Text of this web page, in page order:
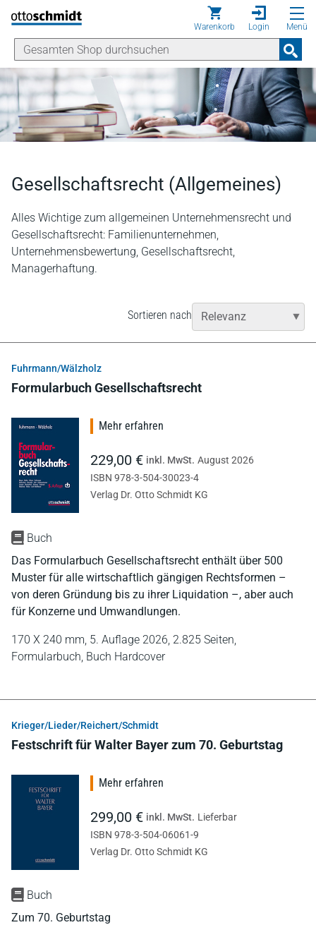
Direkt zum Inhalt
Warenkorb Login Menü
Gesellschaftsrecht (Allgemeines)
Alles Wichtige zum allgemeinen Unternehmensrecht und
Gesellschaftsrecht: Familienunternehmen,
Unternehmensbewertung, Gesellschaftsrecht,
Managerhaftung.
Sortieren nach
Fuhrmann/Wälzholz
Formularbuch Gesellschaftsrecht
Buch
Das Formularbuch Gesellschaftsrecht enthält über 500
Muster für alle wirtschaftlich gängigen Rechtsformen –
von deren Gründung bis zu ihrer Liquidation –, aber auch
für Konzerne und Umwandlungen.
170 X 240 mm, 5. Auflage 2026, 2.825 Seiten,
Formularbuch, Buch Hardcover
Mehr erfahren
229,00 € inkl. MwSt. August 2026
ISBN 978-3-504-30023-4
Verlag Dr. Otto Schmidt KG
Krieger/Lieder/Reichert/Schmidt
Festschrift für Walter Bayer zum 70. Geburtstag
Buch
Zum 70. Geburtstag
Mehr erfahren
299,00 € inkl. MwSt. Lieferbar
ISBN 978-3-504-06061-9
Verlag Dr. Otto Schmidt KG